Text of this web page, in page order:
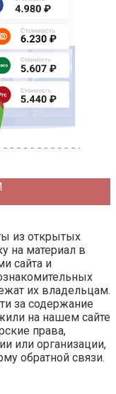
из открытых
на материал в
сайта и
их владельцам.
за содержание
на нашем сайте
права,
или организации,
обратной связи.